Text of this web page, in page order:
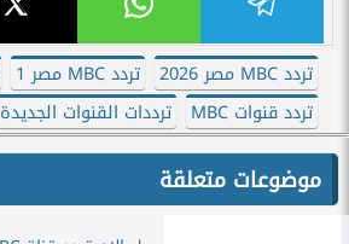
تردد MBC مصر 2026 تردد MBC مصر 1
تردد قنوات MBC
ترددات القنوات الجديدة
موضوعات متعلقة